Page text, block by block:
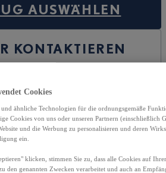
AUSWÄHLEN
KONTAKTIEREN
Speichern
Cookies
ähnliche Technologien für die ordnungsgemäße
Cookies von uns oder unseren Partnern (einschließlich
und die Werbung zu personalisieren und deren
ein.
klicken, stimmen Sie zu, dass alle Cookies auf
den genannten Zwecken verarbeitet und auch an